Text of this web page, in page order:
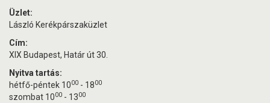
Üzlet:
László Kerékpárszaküzlet
Cím:
XIX Budapest, Határ út 30.
Nyitva tartás:
hétfő-péntek 1000 - 1800
szombat 1000 - 1300